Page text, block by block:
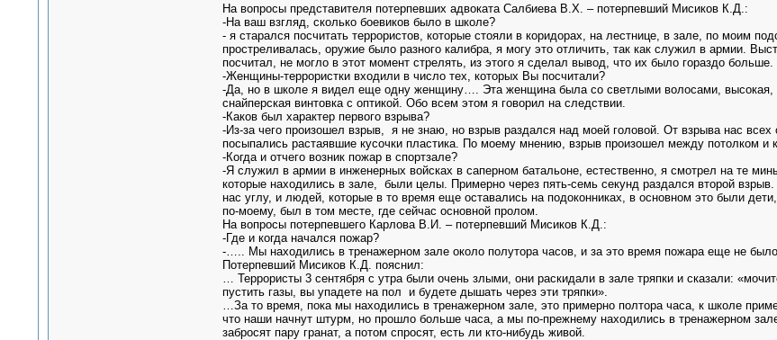
На вопросы представителя потерпевших адвоката Салбиева В.Х. – потерпевший Мисиков К.Д.:
-На ваш взгляд, сколько боевиков было в школе?
- я старался посчитать террористов, которые стояли в коридорах, на лестнице, в зале, по моим
простреливалась, оружие было разного калибра, я могу это отличить, так как служил в армии.
посчитал, не могло в этот момент стрелять, из этого я сделал вывод, что их было гораздо больше.
-Женщины-террористки входили в число тех, которых Вы посчитали?
-Да, но в школе я видел еще одну женщину…. Эта женщина была со светлыми волосами, высокая,
снайперская винтовка с оптикой. Обо всем этом я говорил на следствии.
-Каков был характер первого взрыва?
-Из-за чего произошел взрыв, я не знаю, но взрыв раздался над моей головой. От взрыва нас
посыпались растаявшие кусочки пластика. По моему мнению, взрыв произошел между потолком и
-Когда и отчего возник пожар в спортзале?
-Я служил в армии в инженерных войсках в саперном батальоне, естественно, я смотрел на те
которые находились в зале, были целы. Примерно через пять-семь секунд раздался второй
нас углу, и людей, которые в то время еще оставались на подоконниках, в основном это были
по-моему, был в том месте, где сейчас основной пролом.
На вопросы потерпевшего Карлова В.И. – потерпевший Мисиков К.Д.:
-Где и когда начался пожар?
-….. Мы находились в тренажерном зале около полутора часов, и за это время пожара еще не
Потерпевший Мисиков К.Д. пояснил:
… Террористы 3 сентября с утра были очень злыми, они раскидали в зале тряпки и сказали:
пустить газы, вы упадете на пол и будете дышать через эти тряпки».
…За то время, пока мы находились в тренажерном зале, это примерно полтора часа, к школе
что наши начнут штурм, но прошло больше часа, а мы по-прежнему находились в тренажерном
забросят пару гранат, а потом спросят, есть ли кто-нибудь живой.